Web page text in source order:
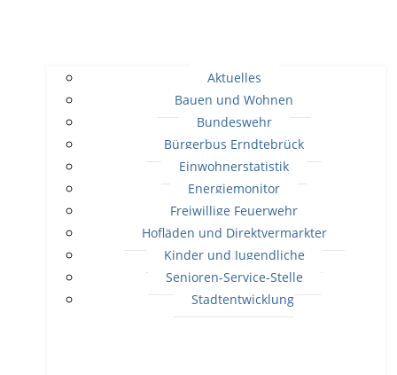
Aktuelles
Bauen und Wohnen
Bundeswehr
Bürgerbus Erndtebrück
Einwohnerstatistik
Energiemonitor
Freiwillige Feuerwehr
Hofläden und Direktvermarkter
Kinder und Jugendliche
Senioren-Service-Stelle
Stadtentwicklung